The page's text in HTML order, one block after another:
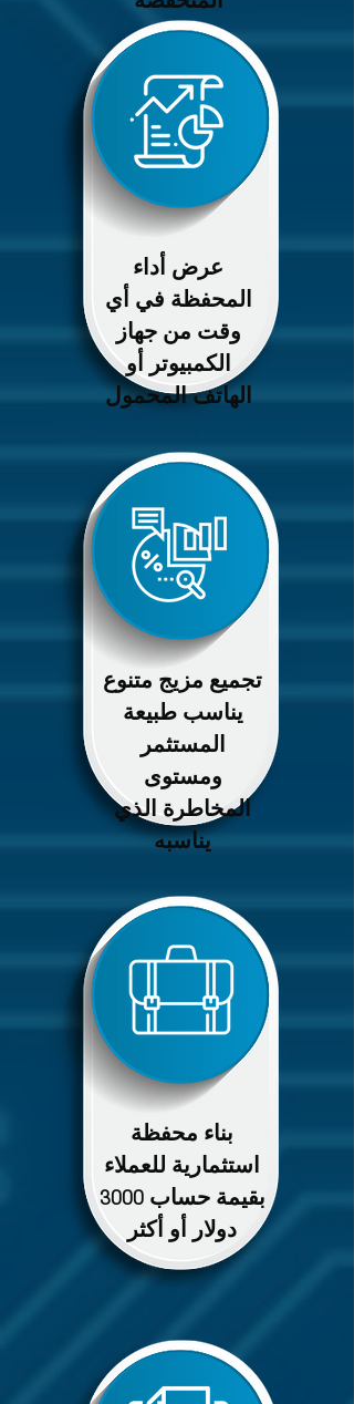
بناء محفظة
استثمارية للعملاء
بقيمة حساب 3000
دولار أو أكثر
تجميع مزيج متنوع
يناسب طبيعة
المستثمر
ومستوى
المخاطرة الذي
يناسبه
عرض أداء
المحفظة في أي
وقت من جهاز
الكمبيوتر أو
الهاتف المحمول